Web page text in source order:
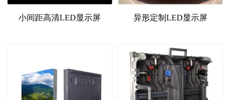
小间距高清LED显示屏 异形定制LED显示屏